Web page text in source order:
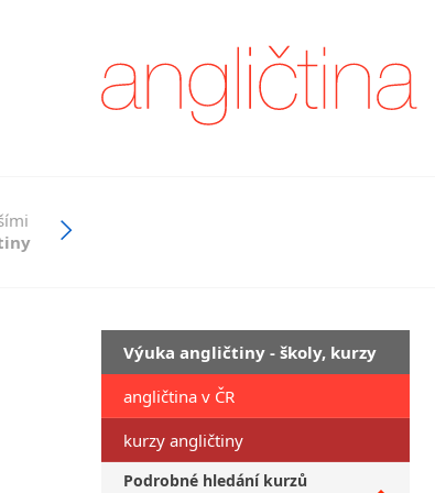
Výuka angličtiny - školy, kurzy
angličtina v ČR
kurzy angličtiny
Podrobné hledání kurzů